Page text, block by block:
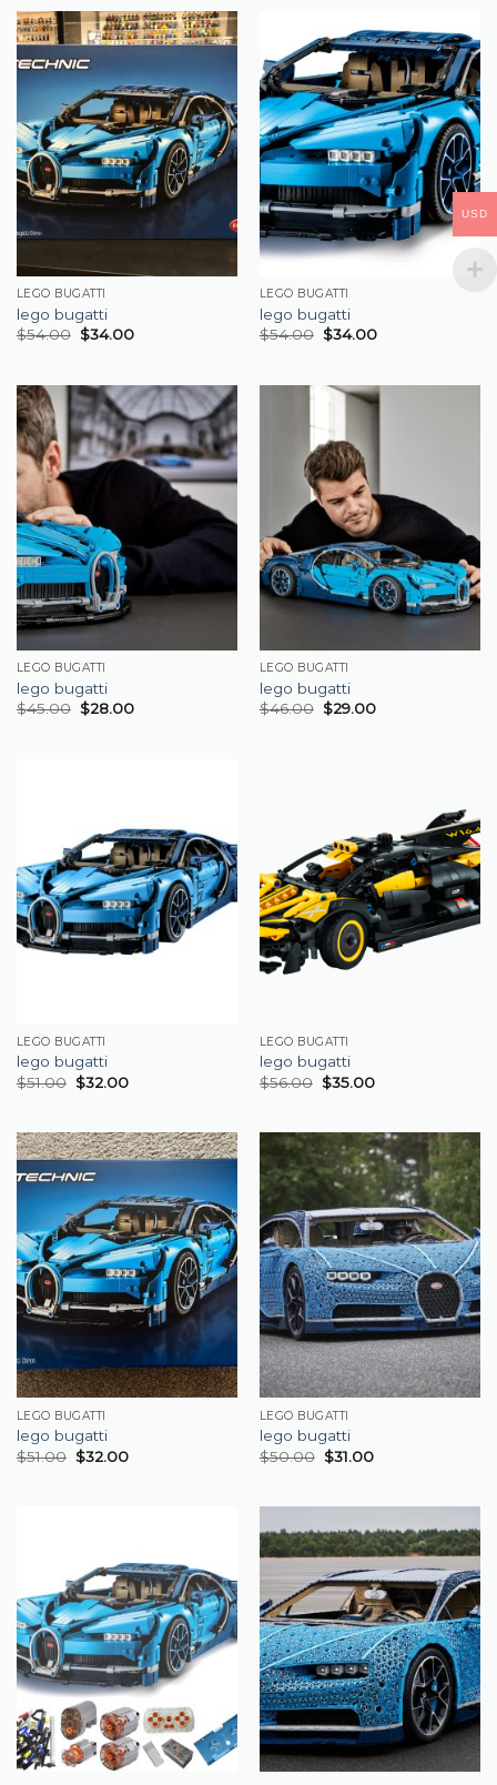
LEGO BUGATTI
lego bugatti
$54.00 $34.00
LEGO BUGATTI
lego bugatti
$54.00 $34.00
LEGO BUGATTI
lego bugatti
$45.00 $28.00
LEGO BUGATTI
lego bugatti
$46.00 $29.00
LEGO BUGATTI
lego bugatti
$51.00 $32.00
LEGO BUGATTI
lego bugatti
$56.00 $35.00
LEGO BUGATTI
lego bugatti
$51.00 $32.00
LEGO BUGATTI
lego bugatti
$50.00 $31.00
USD